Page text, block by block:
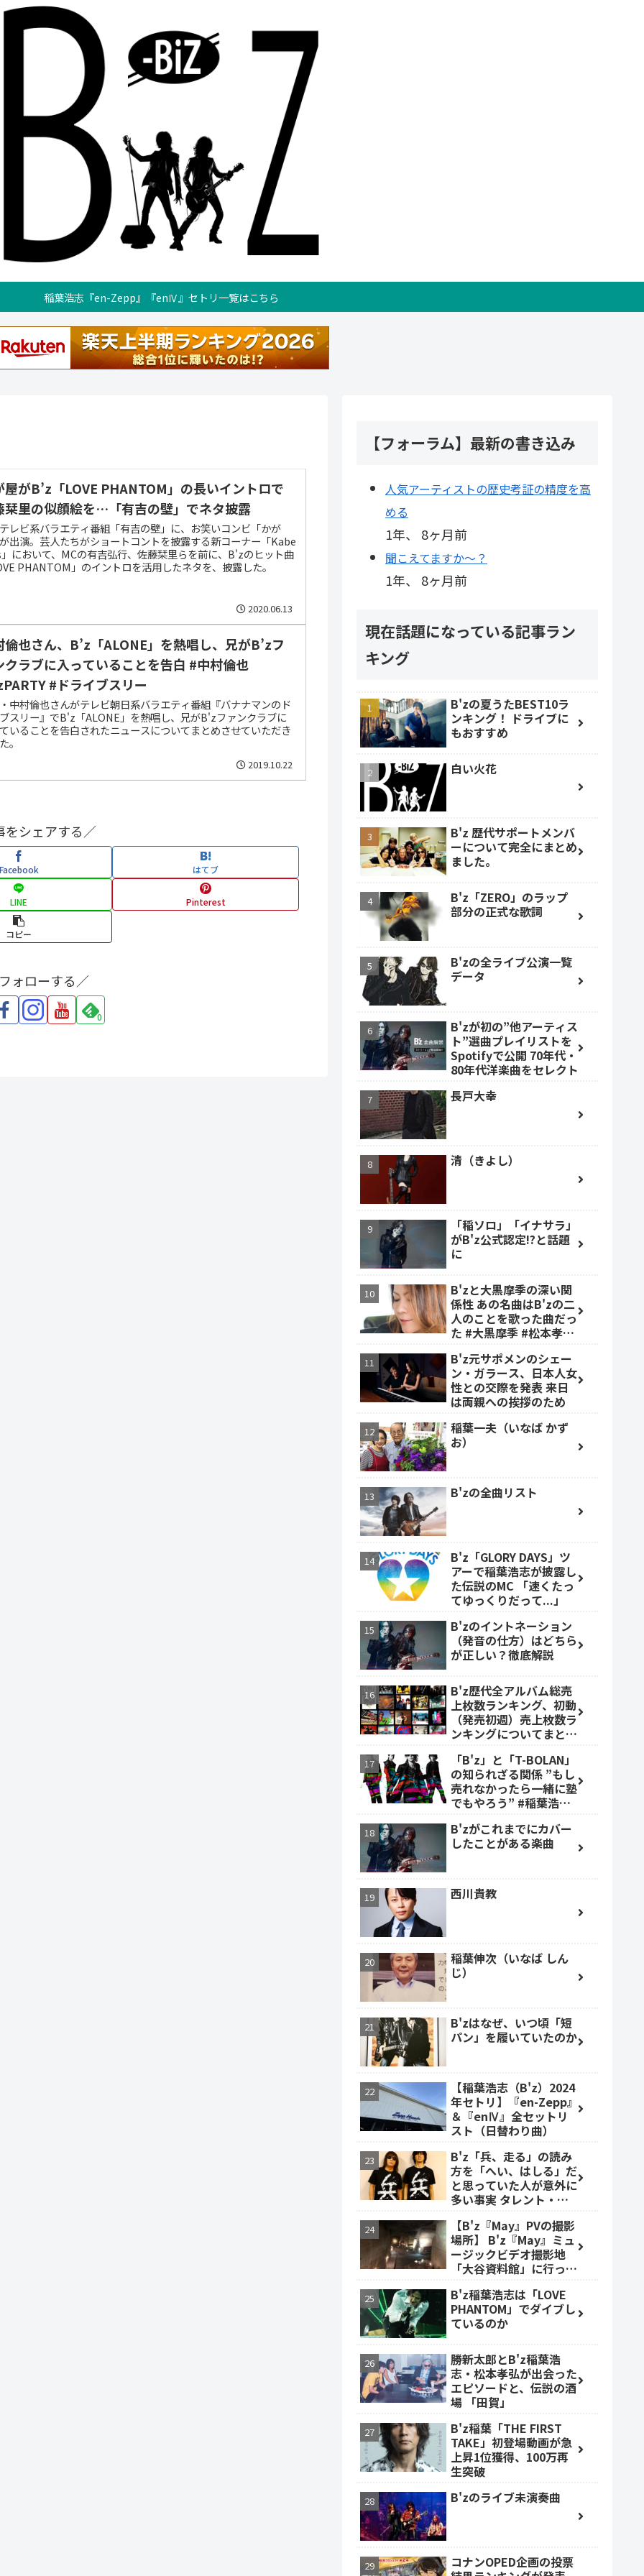
稲葉浩志『en-Zepp』『enⅣ』セトリ一覧はこちら
屋がB’z「LOVE PHANTOM」の長いイントロで
栞里の似顔絵を…「有吉の壁」でネタ披露
レビ系バラエティ番組「有吉の壁」に、お笑いコンビ「かが
出演。芸人たちがショートコントを披露する新コーナー「Kabe
において、MCの有吉弘行、佐藤栞里らを前に、B'zのヒット曲
PHANTOM」のイントロを活用したネタを、披露した。
2020.06.13
倫也さん、B’z「ALONE」を熱唱し、兄がB’zフ
クラブに入っていることを告白 #中村倫也
#ドライブスリー
中村倫也さんがテレビ朝日系バラエティ番組『バナナマンのド
スリー』でB'z「ALONE」を熱唱し、兄がB'zファンクラブに
いることを告白されたニュースについてまとめさせていただき
。
2019.10.22
をシェアする／
はてブ
LINE Pinterest
コピー
ォローする／
0
【フォーラム】最新の書き込み
人気アーティストの歴史考証の精度を高
める
1年、 8ヶ月前
聞こえてますか～？
1年、 8ヶ月前
現在話題になっている記事ラン
キング
B'zの夏うたBEST10ラ
ンキング！ ドライブに
もおすすめ
白い火花
B'z 歴代サポートメンバ
ーについて完全にまとめ
ました。
B'z「ZERO」のラップ
部分の正式な歌詞
B'zの全ライブ公演一覧
データ
B'zが初の”他アーティス
ト”選曲プレイリストを
Spotifyで公開 70年代・
80年代洋楽曲をセレクト
長戸大幸
清（きよし）
「稲ソロ」「イナサラ」
がB'z公式認定!?と話題
に
B'zと大黒摩季の深い関
係性 あの名曲はB'zの二
人のことを歌った曲だっ
た #大黒摩季 #松本孝弘
B'z元サポメンのシェー
ン・ガラース、日本人女
性との交際を発表 来日
は両親への挨拶のため
稲葉一夫（いなば かず
お）
B'zの全曲リスト
B'z「GLORY DAYS」ツ
アーで稲葉浩志が披露し
た伝説のMC 「速くたっ
てゆっくりだって...」
B'zのイントネーション
（発音の仕方）はどちら
が正しい？徹底解説
B'z歴代全アルバム総売
上枚数ランキング、初動
（発売初週）売上枚数ラ
ンキングについてまとめ
「B'z」と「T-BOLAN」
の知られざる関係 ”もし
売れなかったら一緒に塾
でもやろう” #稲葉浩志
B'zがこれまでにカバー
したことがある楽曲
西川貴教
稲葉伸次（いなば しん
じ）
B'zはなぜ、いつ頃「短
パン」を履いていたのか
【稲葉浩志（B'z）2024
年セトリ】『en-Zepp』
＆『enⅣ』全セットリ
スト（日替わり曲）
B'z「兵、走る」の読み
方を「へい、はしる」だ
と思っていた人が意外に
多い事実 タレント・ベ
【B'z『May』PVの撮影
場所】 B'z『May』ミュ
ージックビデオ撮影地
「大谷資料館」に行って
B'z稲葉浩志は「LOVE
PHANTOM」でダイブし
ているのか
勝新太郎とB'z稲葉浩
志・松本孝弘が出会った
エピソードと、伝説の酒
場 「田賀」
B'z稲葉「THE FIRST
TAKE」初登場動画が急
上昇1位獲得、100万再
生突破
B'zのライブ未演奏曲
コナンOPED企画の投票